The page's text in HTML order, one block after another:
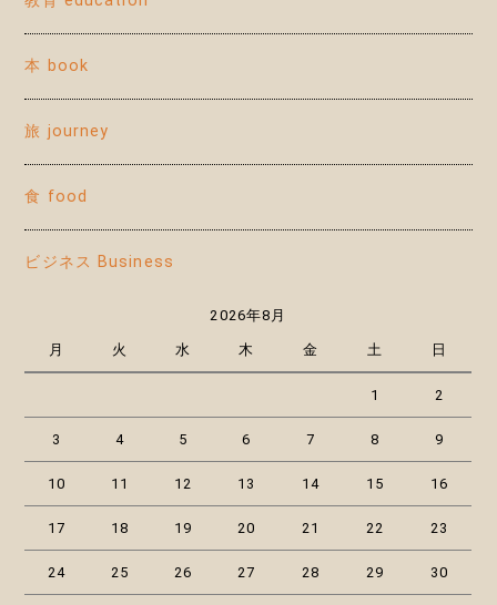
本 book
旅 journey
食 food
ビジネス Business
2026年8月
月 火 水 木 金 土 日
1 2
3 4 5 6 7 8 9
10 11 12 13 14 15 16
17 18 19 20 21 22 23
24 25 26 27 28 29 30